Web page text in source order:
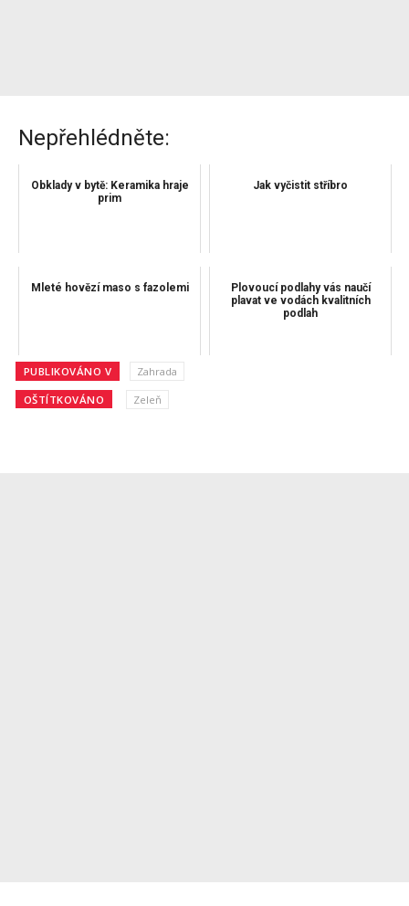
Nepřehlédněte:
Obklady v bytě: Keramika hraje
prim
Jak vyčistit stříbro
Mleté hovězí maso s fazolemi
Plovoucí podlahy vás naučí
plavat ve vodách kvalitních
podlah
PUBLIKOVÁNO V Zahrada
OŠTÍTKOVÁNO Zeleň